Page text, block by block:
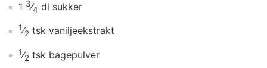
1 3⁄4 dl sukker
1⁄2 tsk vaniljeekstrakt
1⁄2 tsk bagepulver